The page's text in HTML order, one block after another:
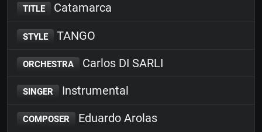
TITLE Catamarca
STYLE TANGO
ORCHESTRA Carlos DI SARLI
SINGER Instrumental
COMPOSER Eduardo Arolas